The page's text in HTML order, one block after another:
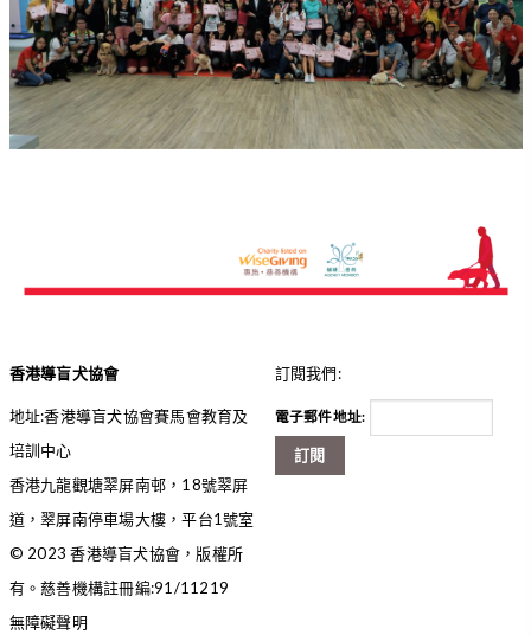
香港導盲犬協會
地址:香港導盲犬協會賽馬會教育及
培訓中心
香港九龍觀塘翠屏南邨，18號翠屏
道，翠屏南停車場大樓，平台1號室
© 2023 香港導盲犬協會，版權所
有。慈善機構註冊編:91/11219
無障礙聲明
訂閱我們:
電子郵件地址:
訂閱